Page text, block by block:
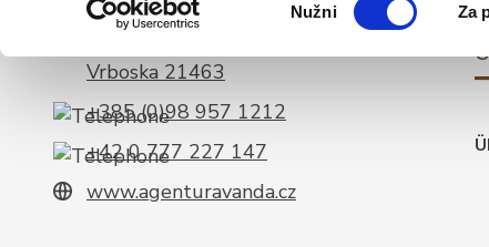
pristanka
Nužni Za
Vrboska 21463
+385 (0)98 957 1212
+42 0 777 227 147
www.agenturavanda.cz